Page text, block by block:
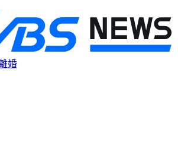
婚